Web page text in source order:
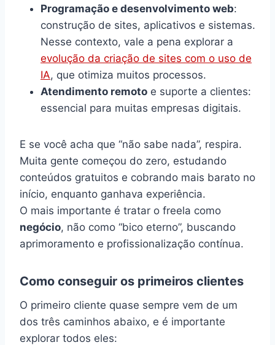
Programação e desenvolvimento web:
construção de sites, aplicativos e sistemas.
Nesse contexto, vale a pena explorar a
evolução da criação de sites com o uso de
IA, que otimiza muitos processos.
Atendimento remoto e suporte a clientes:
essencial para muitas empresas digitais.
E se você acha que “não sabe nada”, respira.
Muita gente começou do zero, estudando
conteúdos gratuitos e cobrando mais barato no
início, enquanto ganhava experiência.
O mais importante é tratar o freela como
negócio, não como “bico eterno”, buscando
aprimoramento e profissionalização contínua.
Como conseguir os primeiros clientes
O primeiro cliente quase sempre vem de um
dos três caminhos abaixo, e é importante
explorar todos eles: